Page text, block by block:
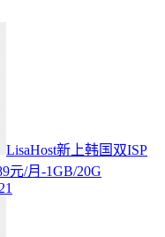
LisaHost新上韩国双ISP
元/月-1GB/20G